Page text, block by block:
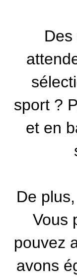
sport ?
et en
De
Vous
pouvez
avons